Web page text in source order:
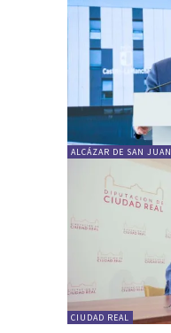
ALCÁZAR DE SAN JUAN
CIUDAD REAL